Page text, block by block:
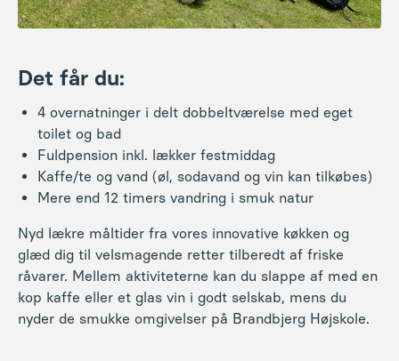
Det får du:
4 overnatninger i delt dobbeltværelse med eget
toilet og bad
Fuldpension inkl. lækker festmiddag
Kaffe/te og vand (øl, sodavand og vin kan tilkøbes)
Mere end 12 timers vandring i smuk natur
Nyd lækre måltider fra vores innovative køkken og
glæd dig til velsmagende retter tilberedt af friske
råvarer. Mellem aktiviteterne kan du slappe af med en
kop kaffe eller et glas vin i godt selskab, mens du
nyder de smukke omgivelser på Brandbjerg Højskole.